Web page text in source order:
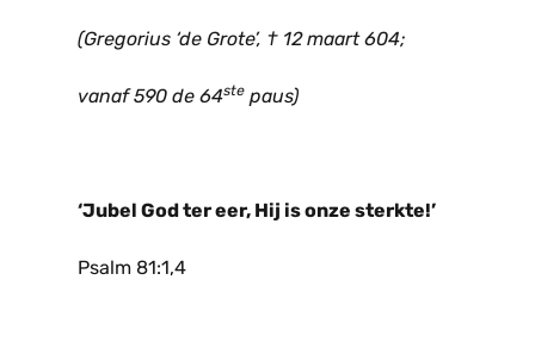
(Gregorius ‘de Grote’, † 12 maart 604;
vanaf 590 de 64ste paus)
‘Jubel God ter eer, Hij is onze sterkte!’
Psalm 81:1,4